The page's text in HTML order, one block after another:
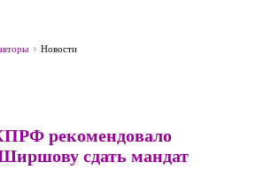
Новости
рекомендовало
сдать мандат